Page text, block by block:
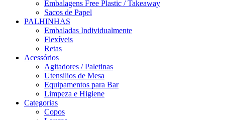
Embalagens Free Plastic / Takeaway
Sacos de Papel
PALHINHAS
Embaladas Individualmente
Flexíveis
Retas
Acessórios
Agitadores / Paletinas
Utensilios de Mesa
Equipamentos para Bar
Limpeza e Higiene
Categorias
Copos